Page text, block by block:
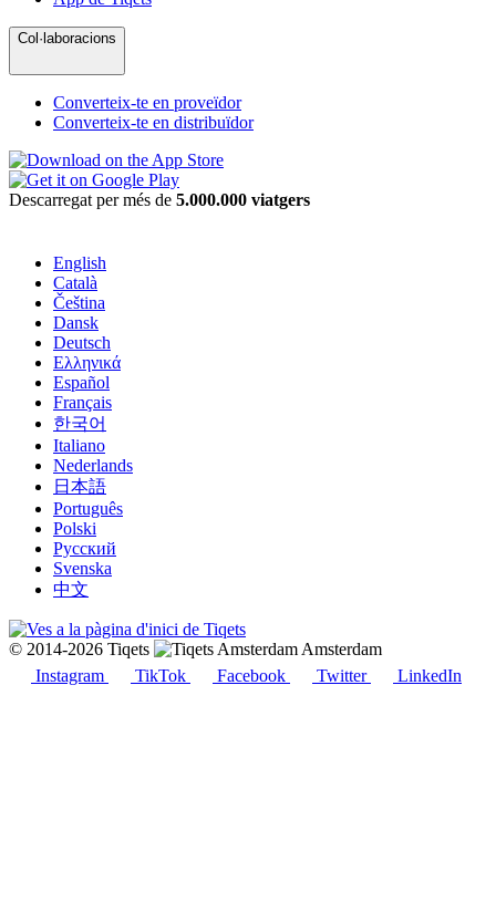
Col·laboracions
Converteix-te en proveïdor
Converteix-te en distribuïdor
Descarregat per més de 5.000.000 viatgers
English
Català
Čeština
Dansk
Deutsch
Ελληνικά
Español
Français
한국어
Italiano
Nederlands
日本語
Português
Polski
Русский
Svenska
中文
© 2014-2026 Tiqets
Amsterdam
Instagram
TikTok Facebook Twitter LinkedIn